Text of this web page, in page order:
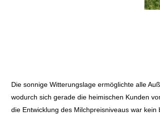
Die sonnige Witterungslage ermöglichte alle
wodurch sich gerade die heimischen Kunden
die Entwicklung des Milchpreisniveaus war